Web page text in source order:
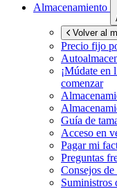
Almacenamiento
Volver al
Precio fijo
¡Múdate en
comenzar
Guía de
Acceso en
Pagar mi
Preguntas
Consejos
Suministros